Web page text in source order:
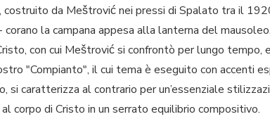
costruito da Meštrović nei pressi di Spalato tra il
corano la campana appesa alla lanterna del
con cui Meštrović si confrontò per lungo tempo,
"Compianto", il cui tema è eseguito con accenti
si caratterizza al contrario per un’essenziale
corpo di Cristo in un serrato equilibrio compositivo.